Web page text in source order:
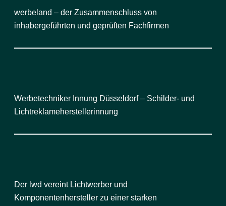
werbeland – der Zusammenschluss von
inhabergeführten und geprüften Fachfirmen
Werbetechniker Innung Düsseldorf – Schilder- und
Lichtreklameherstellerinnung
Der lwd vereint Lichtwerber und
Komponentenhersteller zu einer starken